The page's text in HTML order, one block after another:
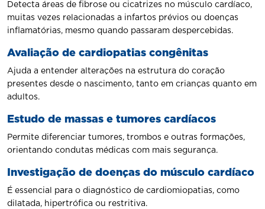
Detecta áreas de fibrose ou cicatrizes no músculo cardíaco,
muitas vezes relacionadas a infartos prévios ou doenças
inflamatórias, mesmo quando passaram despercebidas.
Avaliação de cardiopatias congênitas
Ajuda a entender alterações na estrutura do coração
presentes desde o nascimento, tanto em crianças quanto em
adultos.
Estudo de massas e tumores cardíacos
Permite diferenciar tumores, trombos e outras formações,
orientando condutas médicas com mais segurança.
Investigação de doenças do músculo cardíaco
É essencial para o diagnóstico de cardiomiopatias, como
dilatada, hipertrófica ou restritiva.